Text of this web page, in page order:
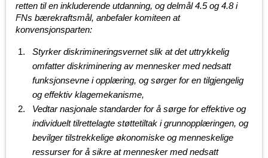
retten til en inkluderende utdanning, og delmål 4.5 og 4.8 i
FNs bærekraftsmål, anbefaler komiteen at
konvensjonsparten:
Styrker diskrimineringsvernet slik at det uttrykkelig
omfatter diskriminering av mennesker med nedsatt
funksjonsevne i opplæring, og sørger for en tilgjengelig
og effektiv klagemekanisme,
Vedtar nasjonale standarder for å sørge for effektive og
individuelt tilrettelagte støttetiltak i grunnopplæringen, og
bevilger tilstrekkelige økonomiske og menneskelige
ressurser for å sikre at mennesker med nedsatt